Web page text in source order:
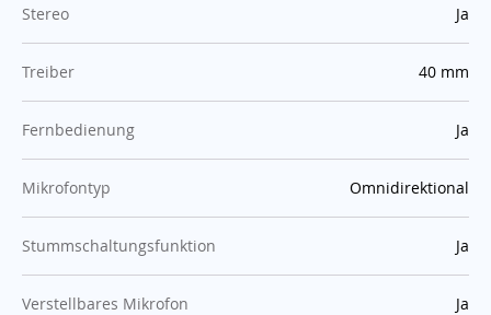
Stereo :Ja
Treiber :40 mm
Fernbedienung :Ja
Mikrofontyp :Omnidirektional
Stummschaltungsfunktion :Ja
Verstellbares Mikrofon :Ja